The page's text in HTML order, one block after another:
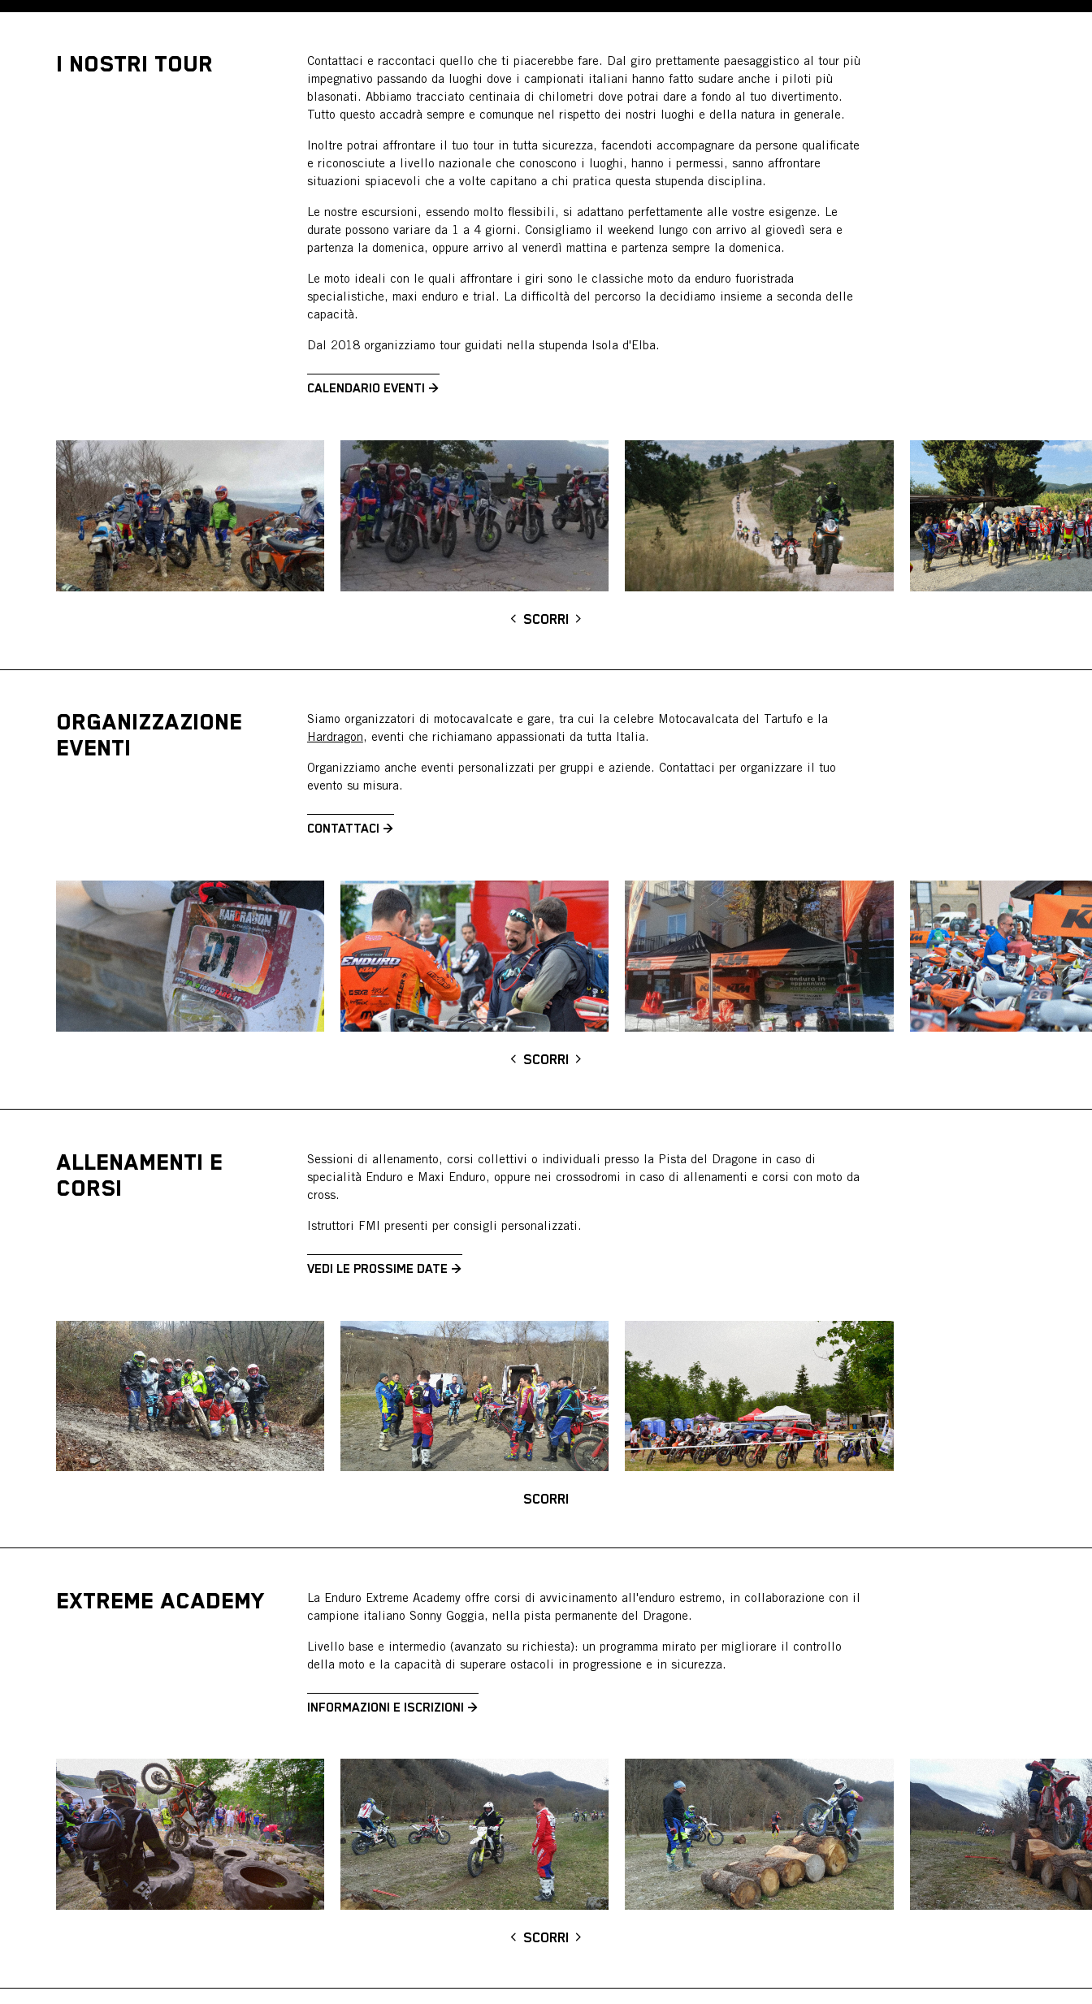
I NOSTRI TOUR
Contattaci e raccontaci quello che ti piacerebbe fare. Dal giro prettamente paesaggistico al tour più
impegnativo passando da luoghi dove i campionati italiani hanno fatto sudare anche i piloti più
blasonati. Abbiamo tracciato centinaia di chilometri dove potrai dare a fondo al tuo divertimento.
Tutto questo accadrà sempre e comunque nel rispetto dei nostri luoghi e della natura in generale.
Inoltre potrai affrontare il tuo tour in tutta sicurezza, facendoti accompagnare da persone qualificate
e riconosciute a livello nazionale che conoscono i luoghi, hanno i permessi, sanno affrontare
situazioni spiacevoli che a volte capitano a chi pratica questa stupenda disciplina.
Le nostre escursioni, essendo molto flessibili, si adattano perfettamente alle vostre esigenze. Le
durate possono variare da 1 a 4 giorni. Consigliamo il weekend lungo con arrivo al giovedì sera e
partenza la domenica, oppure arrivo al venerdì mattina e partenza sempre la domenica.
Le moto ideali con le quali affrontare i giri sono le classiche moto da enduro fuoristrada
specialistiche, maxi enduro e trial. La difficoltà del percorso la decidiamo insieme a seconda delle
capacità.
Dal 2018 organizziamo tour guidati nella stupenda Isola d'Elba.
CALENDARIO EVENTI →
SCORRI
ORGANIZZAZIONE
EVENTI
Siamo organizzatori di motocavalcate e gare, tra cui la celebre Motocavalcata del Tartufo e la
Hardragon, eventi che richiamano appassionati da tutta Italia.
Organizziamo anche eventi personalizzati per gruppi e aziende. Contattaci per organizzare il tuo
evento su misura.
CONTATTACI →
SCORRI
ALLENAMENTI E
CORSI
Sessioni di allenamento, corsi collettivi o individuali presso la Pista del Dragone in caso di
specialità Enduro e Maxi Enduro, oppure nei crossodromi in caso di allenamenti e corsi con moto da
cross.
Istruttori FMI presenti per consigli personalizzati.
VEDI LE PROSSIME DATE →
SCORRI
EXTREME ACADEMY
La Enduro Extreme Academy offre corsi di avvicinamento all'enduro estremo, in collaborazione con il
campione italiano Sonny Goggia, nella pista permanente del Dragone.
Livello base e intermedio (avanzato su richiesta): un programma mirato per migliorare il controllo
della moto e la capacità di superare ostacoli in progressione e in sicurezza.
INFORMAZIONI E ISCRIZIONI →
SCORRI